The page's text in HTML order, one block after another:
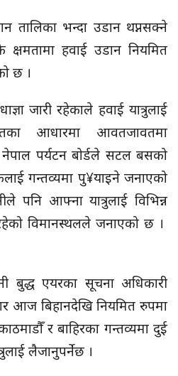
तालिका भन्दा उडान थप्नसक्ने
हवाई उडान नियमित
छ ।
जारी रहेकाले हवाई यात्रुलाई
आधारमा आवतजावतमा
पर्यटन बोर्डले सटल बसको
गन्तव्यमा पु¥याइने जनाएको
पनि आफ्ना यात्रुलाई विभिन्न
विमानस्थलले जनाएको छ ।
बुद्ध एयरका सूचना अधिकारी
आज बिहानदेखि नियमित रुपमा
र बाहिरका गन्तव्यमा दुई
लैजानुपर्नेछ ।